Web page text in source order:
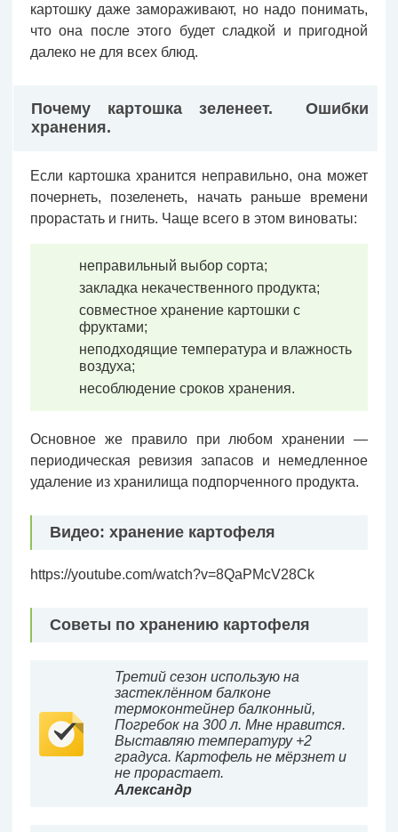
картошку даже замораживают, но надо понимать,
что она после этого будет сладкой и пригодной
далеко не для всех блюд.
Почему картошка зеленеет. Ошибки
хранения.
Если картошка хранится неправильно, она может
почернеть, позеленеть, начать раньше времени
прорастать и гнить. Чаще всего в этом виноваты:
неправильный выбор сорта;
закладка некачественного продукта;
совместное хранение картошки с
фруктами;
неподходящие температура и влажность
воздуха;
несоблюдение сроков хранения.
Основное же правило при любом хранении —
периодическая ревизия запасов и немедленное
удаление из хранилища подпорченного продукта.
Видео: хранение картофеля
https://youtube.com/watch?v=8QaPMcV28Ck
Советы по хранению картофеля
Третий сезон использую на
застеклённом балконе
термоконтейнер балконный,
Погребок на 300 л. Мне нравится.
Выставляю температуру +2
градуса. Картофель не мёрзнет и
не прорастает.
Александр